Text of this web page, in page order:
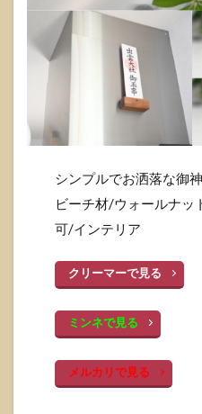
シンプルでお洒落な御
ビーチ材/ウォールナッ
可/インテリア
クリーマーで見る
ミンネで見る
メルカリで見る